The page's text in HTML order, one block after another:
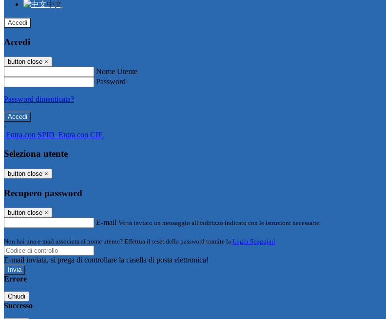
中文
Accedi
Accedi
button close ×
Nome Utente
Password
Password dimenticata?
-
Entra con SPID Entra con CIE
Seleziona utente
button close ×
Recupero password
button close ×
E-mail Verrà inviato un messaggio all'indirizzo indicato con le istruzioni necessarie.
Non hai una e-mail associata al nome utente? Effettua il reset della password tramite la Login Spaggiari
E-mail inviata, si prega di controllare la casella di posta elettronica!
Errore
Chiudi
Successo